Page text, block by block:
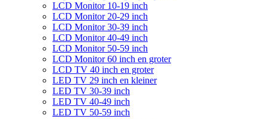
LCD Monitor 10-19 inch
LCD Monitor 20-29 inch
LCD Monitor 30-39 inch
LCD Monitor 40-49 inch
LCD Monitor 50-59 inch
LCD Monitor 60 inch en groter
LCD TV 40 inch en groter
LED TV 29 inch en kleiner
LED TV 30-39 inch
LED TV 40-49 inch
LED TV 50-59 inch